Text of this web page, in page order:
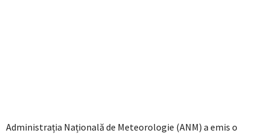
Administrația Națională de Meteorologie (ANM) a emis o